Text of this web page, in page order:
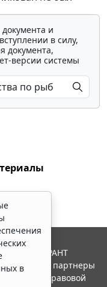
и
в силу,
документа,
версии системы
в
ГАРАНТ
и ее партнеры
правовой